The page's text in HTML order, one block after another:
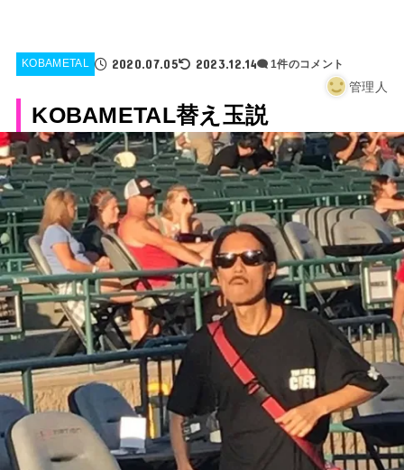
KOBAMETAL 2020.07.05 2023.12.14 1件のコメント
管理人
KOBAMETAL替え玉説